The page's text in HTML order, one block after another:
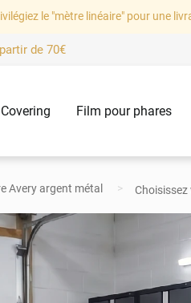
le "mètre linéaire" pour une
de 70€
Covering Film pour phares
Avery argent métal